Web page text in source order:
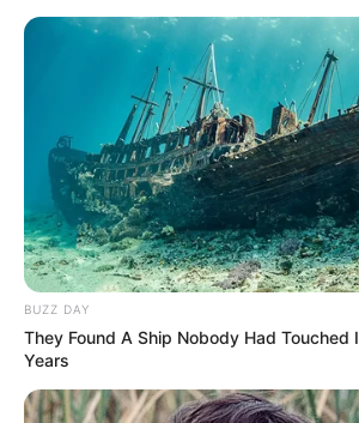
BUZZ DAY
They Found A Ship Nobody Had Touched
Years